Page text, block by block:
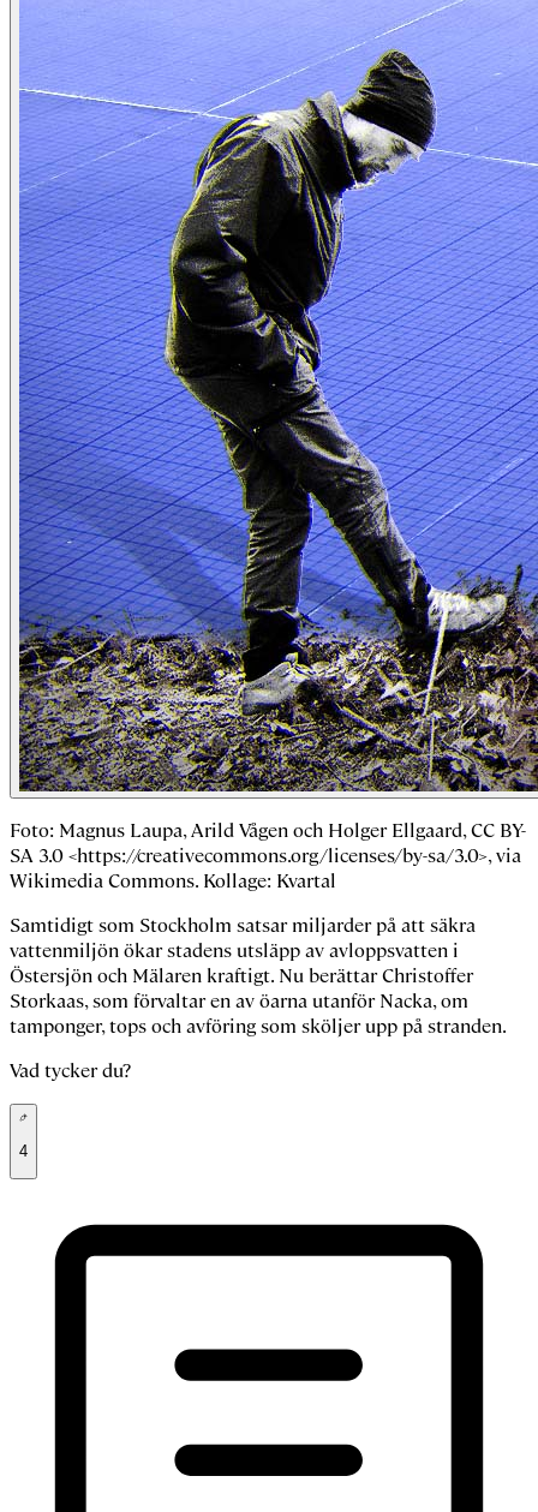
Foto: Magnus Laupa, Arild Vågen och Holger Ellgaard, CC BY-
SA 3.0 <https://creativecommons.org/licenses/by-sa/3.0>, via
Wikimedia Commons. Kollage: Kvartal
Samtidigt som Stockholm satsar miljarder på att säkra
vattenmiljön ökar stadens utsläpp av avloppsvatten i
Östersjön och Mälaren kraftigt. Nu berättar Christoffer
Storkaas, som förvaltar en av öarna utanför Nacka, om
tamponger, tops och avföring som sköljer upp på stranden.
Vad tycker du?
4